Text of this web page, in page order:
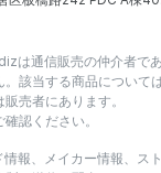
は通信販売の仲介者であ
該当する商品について
売者にあります。
認ください。
報、メイカー情報、スト